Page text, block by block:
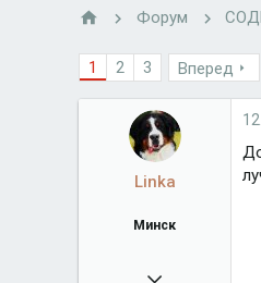
о
а
а
а
л
а
Форум
1 2 3 Вперед
Linka
Минск
14.01.2010